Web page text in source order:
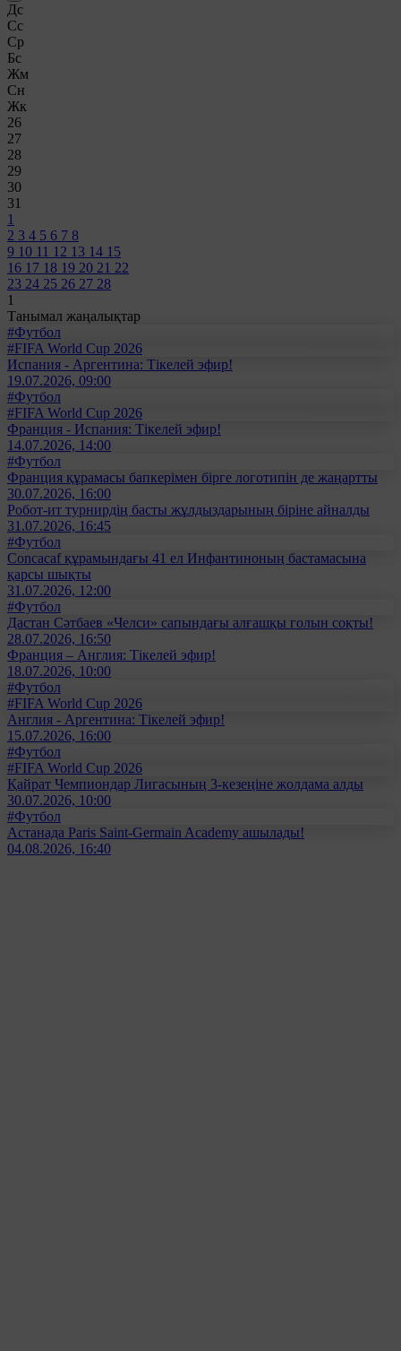
Дс
Сс
Ср
Бс
Жм
Сн
Жк
26
27
28
29
30
31
1
2 3 4 5 6 7 8
9 10 11 12 13 14 15
16 17 18 19 20 21 22
23 24 25 26 27 28
1
Танымал жаңалықтар
#Футбол
#FIFA World Cup 2026
Испания - Аргентина: Тікелей эфир!
19.07.2026, 09:00
#Футбол
#FIFA World Cup 2026
Франция - Испания: Тікелей эфир!
14.07.2026, 14:00
#Футбол
Франция құрамасы бапкерімен бірге логотипін де жаңартты
30.07.2026, 16:00
Робот-ит турнирдің басты жұлдыздарының біріне айналды
31.07.2026, 16:45
#Футбол
Concacaf құрамындағы 41 ел Инфантиноның бастамасына
қарсы шықты
31.07.2026, 12:00
#Футбол
Дастан Сәтбаев «Челси» сапындағы алғашқы голын соқты!
28.07.2026, 16:50
Франция – Англия: Тікелей эфир!
18.07.2026, 10:00
#Футбол
#FIFA World Cup 2026
Англия - Аргентина: Тікелей эфир!
15.07.2026, 16:00
#Футбол
#FIFA World Cup 2026
Қайрат Чемпиондар Лигасының 3-кезеңіне жолдама алды
30.07.2026, 10:00
#Футбол
Астанада Paris Saint-Germain Academy ашылады!
04.08.2026, 16:40